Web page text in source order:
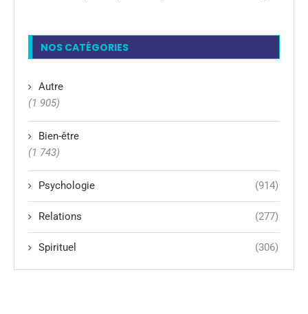
NOS CATÉGORIES
Autre
(1 905)
Bien-être
(1 743)
Psychologie (914)
Relations (277)
Spirituel (306)